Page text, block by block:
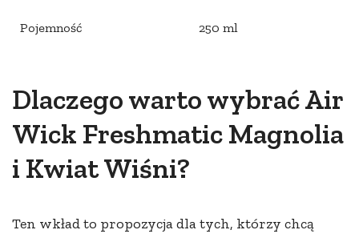
Pojemność 250 ml
Dlaczego warto wybrać Air
Wick Freshmatic Magnolia
i Kwiat Wiśni?
Ten wkład to propozycja dla tych, którzy chcą